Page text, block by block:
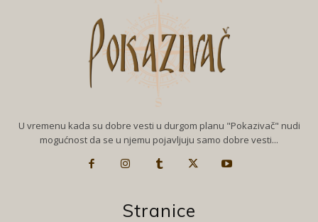
U vremenu kada su dobre vesti u durgom planu "Pokazivač" nudi
mogućnost da se u njemu pojavljuju samo dobre vesti...
Stranice